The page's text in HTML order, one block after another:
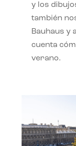
y los
también
Bauhaus y
cuenta
verano.